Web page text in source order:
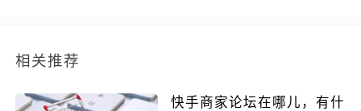
相关推荐
快手商家论坛在哪儿，有什